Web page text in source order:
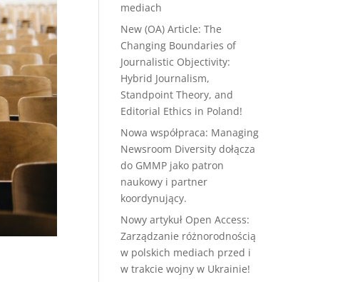
mediach
New (OA) Article: The
Changing Boundaries of
Journalistic Objectivity:
Hybrid Journalism,
Standpoint Theory, and
Editorial Ethics in Poland!
Nowa współpraca: Managing
Newsroom Diversity dołącza
do GMMP jako patron
naukowy i partner
koordynujący.
Nowy artykuł Open Access:
Zarządzanie różnorodnością
w polskich mediach przed i
w trakcie wojny w Ukrainie!